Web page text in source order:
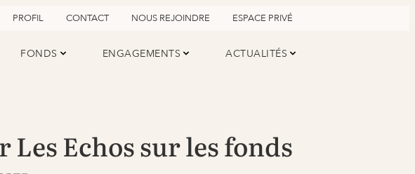
PROFIL CONTACT NOUS REJOINDRE ESPACE PRIVÉ
FONDS ENGAGEMENTS ACTUALITÉS
Echos sur les fonds